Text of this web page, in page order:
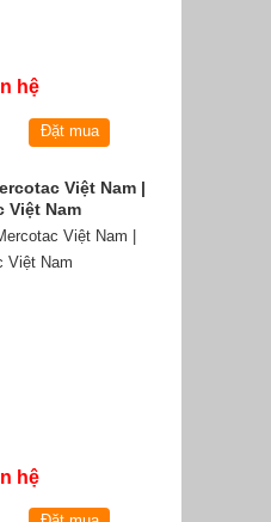
hệ
Đặt mua
Việt Nam |
Việt Nam
hệ